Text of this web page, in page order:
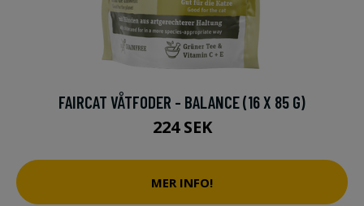
FAIRCAT VÅTFODER - BALANCE (16 X 85 G)
224 SEK
MER INFO!